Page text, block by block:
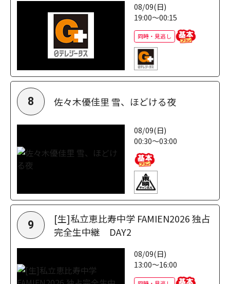
08/09(日)
19:00～00:15
同時・見逃し
8 佐々木優佳里 雪、ほどける夜
08/09(日)
00:30～03:00
9
[生]私立恵比寿中学 FAMIEN2026 独占
完全生中継 DAY2
08/09(日)
13:00～16:00